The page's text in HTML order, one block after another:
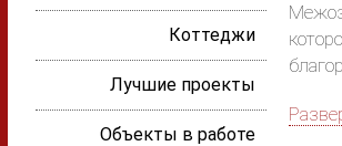
Коттеджи
Лучшие проекты
Объекты в работе